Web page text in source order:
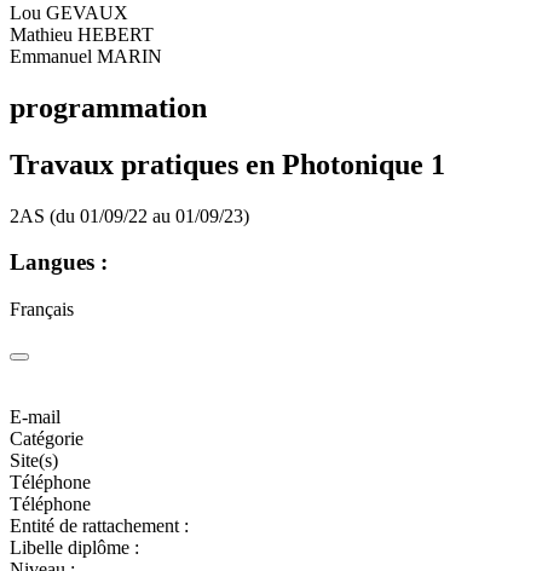
Lou GEVAUX
Mathieu HEBERT
Emmanuel MARIN
programmation
Travaux pratiques en Photonique 1
2AS (du 01/09/22 au 01/09/23)
Langues :
Français
E-mail
Catégorie
Site(s)
Téléphone
Téléphone
Entité de rattachement :
Libelle diplôme :